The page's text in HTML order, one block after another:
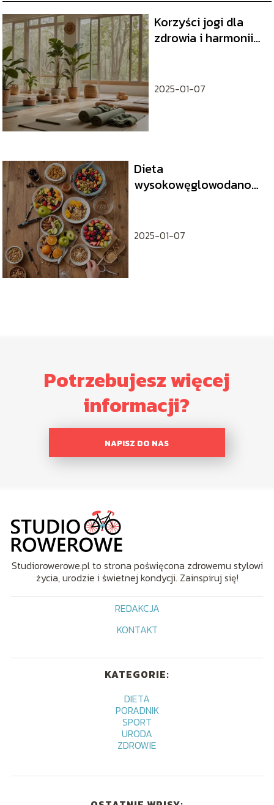
Korzyści jogi dla
zdrowia i harmonii
2025-01-07
Dieta
wysokowęglowodanowa
2025-01-07
Potrzebujesz więcej
informacji?
NAPISZ DO NAS
Studiorowerowe.pl to strona poświęcona zdrowemu stylowi
życia, urodzie i świetnej kondycji. Zainspiruj się!
REDAKCJA
KONTAKT
KATEGORIE:
DIETA
PORADNIK
SPORT
URODA
ZDROWIE